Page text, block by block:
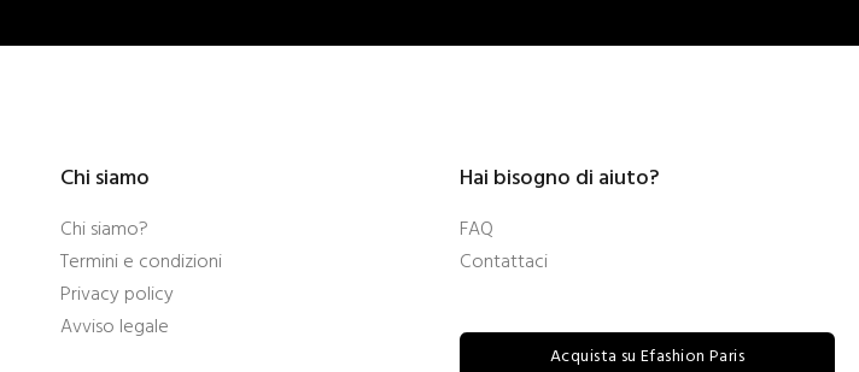
Chi siamo
Chi siamo?
Termini e condizioni
Privacy policy
Avviso legale
Hai bisogno di aiuto?
FAQ
Contattaci
Acquista su Efashion Paris